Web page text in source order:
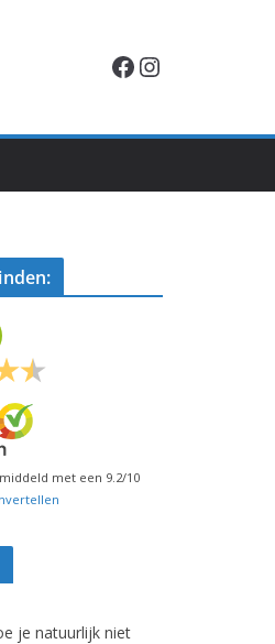
Facebook
Instagram
met een 9.2/10
je natuurlijk niet